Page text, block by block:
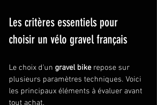
Les critères essentiels pour
choisir un vélo gravel français
Le choix d'un gravel bike repose sur
plusieurs paramètres techniques. Voici
les principaux éléments à évaluer avant
tout achat.